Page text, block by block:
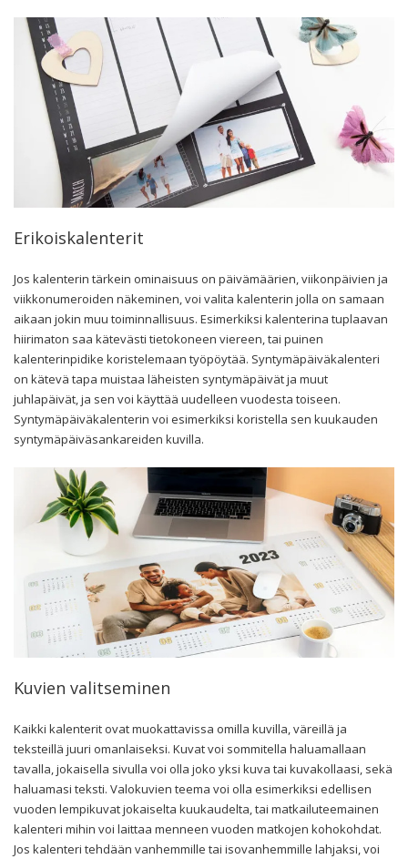
Erikoiskalenterit
Jos kalenterin tärkein ominaisuus on päivämäärien, viikonpäivien ja
viikkonumeroiden näkeminen, voi valita kalenterin jolla on samaan
aikaan jokin muu toiminnallisuus. Esimerkiksi kalenterina tuplaavan
hiirimaton saa kätevästi tietokoneen viereen, tai puinen
kalenterinpidike koristelemaan työpöytää. Syntymäpäiväkalenteri
on kätevä tapa muistaa läheisten syntymäpäivät ja muut
juhlapäivät, ja sen voi käyttää uudelleen vuodesta toiseen.
Syntymäpäiväkalenterin voi esimerkiksi koristella sen kuukauden
syntymäpäiväsankareiden kuvilla.
Kuvien valitseminen
Kaikki kalenterit ovat muokattavissa omilla kuvilla, väreillä ja
teksteillä juuri omanlaiseksi. Kuvat voi sommitella haluamallaan
tavalla, jokaisella sivulla voi olla joko yksi kuva tai kuvakollaasi, sekä
haluamasi teksti. Valokuvien teema voi olla esimerkiksi edellisen
vuoden lempikuvat jokaiselta kuukaudelta, tai matkailuteemainen
kalenteri mihin voi laittaa menneen vuoden matkojen kohokohdat.
Jos kalenteri tehdään vanhemmille tai isovanhemmille lahjaksi, voi